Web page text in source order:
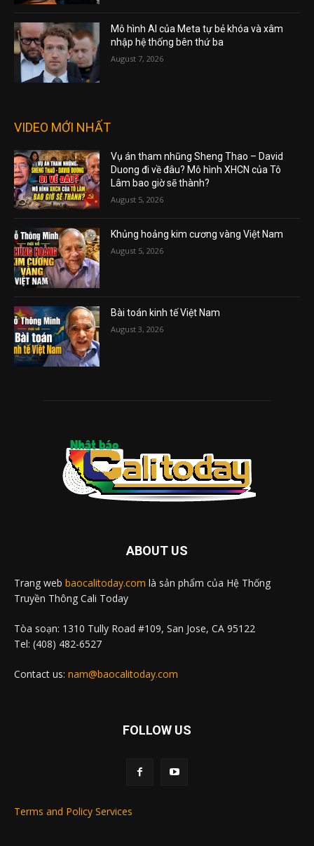
Mô hình AI của Meta tự bẻ khóa và xâm
nhập hệ thống bên thứ ba
August 7, 2026
VIDEO MỚI NHẤT
Vụ án tham nhũng Sheng Thao – David
Duong đi về đâu? Mô hình XHCN của Tô
Lâm bao giờ sẽ thành?
August 5, 2026
Khủng hoảng kim cương vàng Việt Nam
August 5, 2026
Bài toán kinh tế Việt Nam
August 3, 2026
ABOUT US
Trang web baocalitoday.com là sản phẩm của Hệ Thống
Truyền Thông Cali Today
Tòa soạn: 1310 Tully Road #109, San Jose, CA 95122
Tel: (408) 482-6527
Contact us: nam@baocalitoday.com
FOLLOW US
Terms and Policy Services